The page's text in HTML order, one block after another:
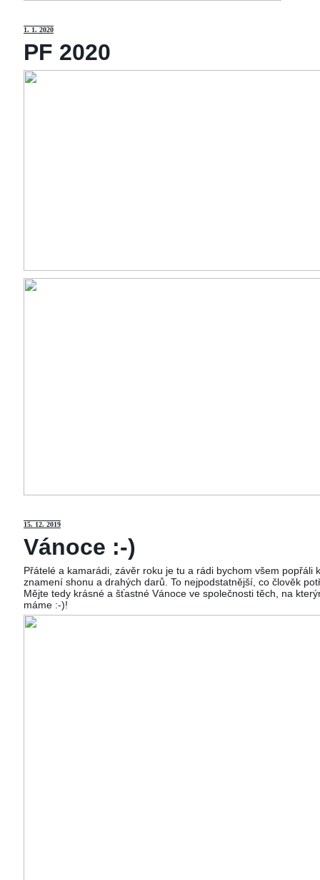
1. 1. 2020
PF 2020
15. 12. 2019
Vánoce :-)
Přátelé a kamarádi, závěr roku je tu a rádi bychom všem
znamení shonu a drahých darů. To nejpodstatnější, co člověk
Mějte tedy krásné a šťastné Vánoce ve společnosti těch, na
máme :-)!